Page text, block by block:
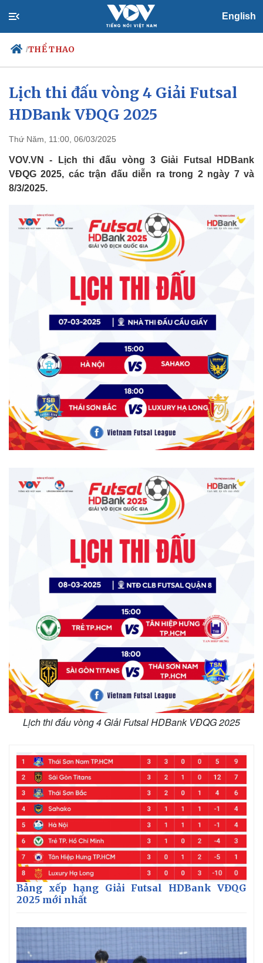
English
/THỂ THAO
Chính trị
Tổ chức nhân sự
Nhận diện sự thật
Xã hội
Dấu ấn VOV
Việc làm
Thế giới
Quan sát
Cuộc sống đó đây
Multimedia
Video
Infographic
Lịch thi đấu vòng 4 Giải Futsal
HDBank VĐQG 2025
Thứ Năm, 11:00, 06/03/2025
VOV.VN - Lịch thi đấu vòng 3 Giải Futsal HDBank
VĐQG 2025, các trận đấu diễn ra trong 2 ngày 7 và
8/3/2025.
Lịch thi đấu vòng 4 Giải Futsal HDBank VĐQG 2025
Bảng xếp hạng Giải Futsal HDBank VĐQG
2025 mới nhất